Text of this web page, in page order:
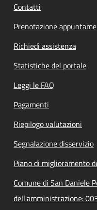
Contatti
Prenotazione
Richiedi assistenza
Statistiche del portale
Leggi le FAQ
Pagamenti
Riepilogo valutazioni
Segnalazione disservizio
Piano di miglioramento
Comune di San Daniele
dell'amministrazione: